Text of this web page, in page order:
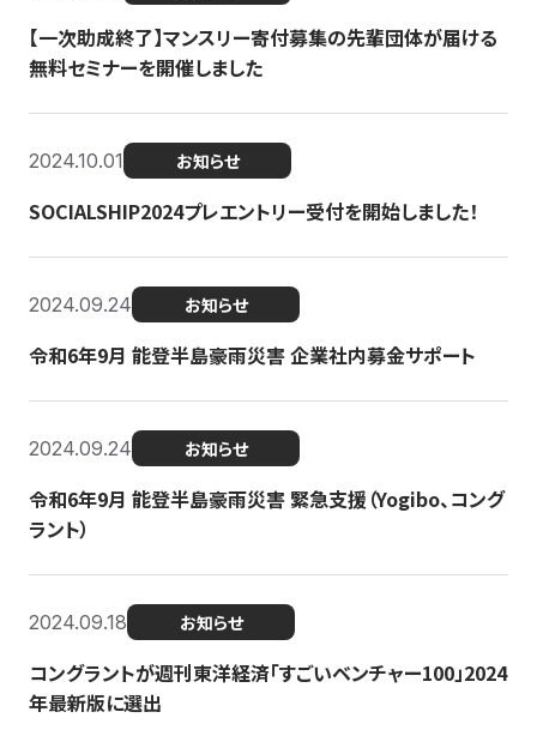
【一次助成終了】マンスリー寄付募集の先輩団体が届ける
無料セミナーを開催しました
2024.10.01 お知らせ
SOCIALSHIP2024プレエントリー受付を開始しました！
2024.09.24 お知らせ
令和6年9月 能登半島豪雨災害 企業社内募金サポート
2024.09.24 お知らせ
令和6年9月 能登半島豪雨災害 緊急支援（Yogibo、コング
ラント）
2024.09.18 お知らせ
コングラントが週刊東洋経済「すごいベンチャー100」2024
年最新版に選出